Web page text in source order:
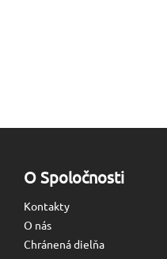
O Spoločnosti
Kontakty
O nás
Chránená dielňa